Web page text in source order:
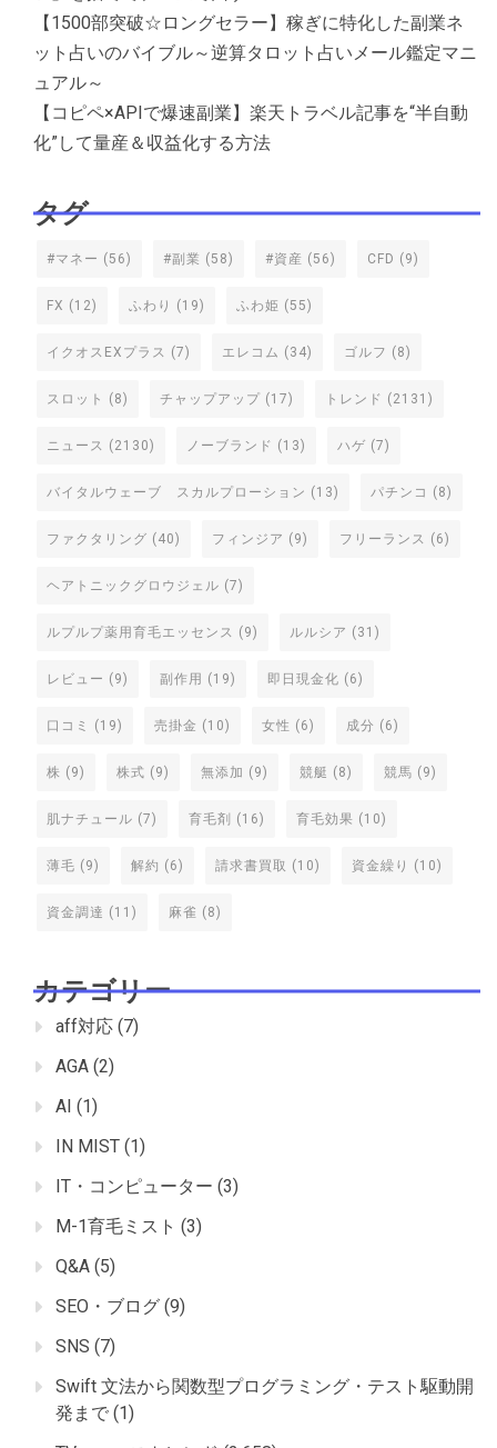
【1500部突破☆ロングセラー】稼ぎに特化した副業ネ
ット占いのバイブル～逆算タロット占いメール鑑定マニ
ュアル～
【コピペ×APIで爆速副業】楽天トラベル記事を“半自動
化”して量産＆収益化する方法
タグ
#マネー (56) #副業 (58) #資産 (56) CFD (9)
FX (12) ふわり (19) ふわ姫 (55)
イクオスEXプラス (7) エレコム (34) ゴルフ (8)
スロット (8) チャップアップ (17) トレンド (2131)
ニュース (2130) ノーブランド (13) ハゲ (7)
バイタルウェーブ スカルプローション (13) パチンコ (8)
ファクタリング (40) フィンジア (9) フリーランス (6)
ヘアトニックグロウジェル (7)
ルプルプ薬用育毛エッセンス (9) ルルシア (31)
レビュー (9) 副作用 (19) 即日現金化 (6)
口コミ (19) 売掛金 (10) 女性 (6) 成分 (6)
株 (9) 株式 (9) 無添加 (9) 競艇 (8) 競馬 (9)
肌ナチュール (7) 育毛剤 (16) 育毛効果 (10)
薄毛 (9) 解約 (6) 請求書買取 (10) 資金繰り (10)
資金調達 (11) 麻雀 (8)
カテゴリー
aff対応 (7)
AGA (2)
AI (1)
IN MIST (1)
IT・コンピューター (3)
M-1育毛ミスト (3)
Q&A (5)
SEO・ブログ (9)
SNS (7)
Swift 文法から関数型プログラミング・テスト駆動開
発まで (1)